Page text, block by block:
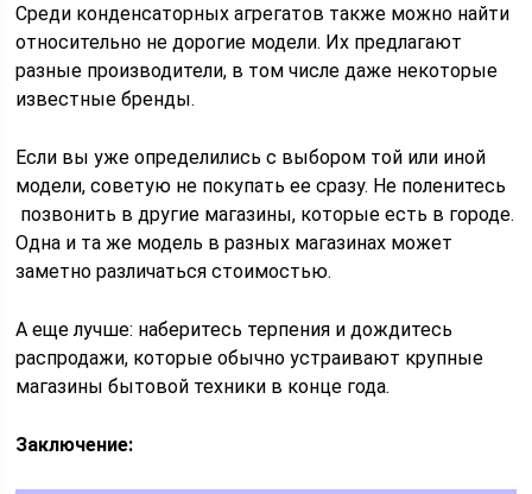
Среди конденсаторных агрегатов также можно найти
относительно не дорогие модели. Их предлагают
разные производители, в том числе даже некоторые
известные бренды.
Если вы уже определились с выбором той или иной
модели, советую не покупать ее сразу. Не поленитесь
позвонить в другие магазины, которые есть в городе.
Одна и та же модель в разных магазинах может
заметно различаться стоимостью.
А еще лучше: наберитесь терпения и дождитесь
распродажи, которые обычно устраивают крупные
магазины бытовой техники в конце года.
Заключение: